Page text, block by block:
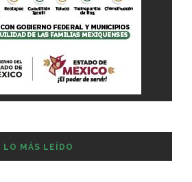
LO MÁS LEÍDO